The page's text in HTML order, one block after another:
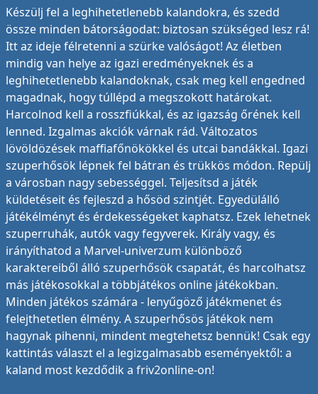
Készülj fel a leghihetetlenebb kalandokra, és szedd
össze minden bátorságodat: biztosan szükséged lesz rá!
Itt az ideje félretenni a szürke valóságot! Az életben
mindig van helye az igazi eredményeknek és a
leghihetetlenebb kalandoknak, csak meg kell engedned
magadnak, hogy túllépd a megszokott határokat.
Harcolnod kell a rosszfiúkkal, és az igazság őrének kell
lenned. Izgalmas akciók várnak rád. Változatos
lövöldözések maffiafőnökökkel és utcai bandákkal. Igazi
szuperhősök lépnek fel bátran és trükkös módon. Repülj
a városban nagy sebességgel. Teljesítsd a játék
küldetéseit és fejleszd a hősöd szintjét. Egyedülálló
játékélményt és érdekességeket kaphatsz. Ezek lehetnek
szuperruhák, autók vagy fegyverek. Király vagy, és
irányíthatod a Marvel-univerzum különböző
karaktereiből álló szuperhősök csapatát, és harcolhatsz
más játékosokkal a többjátékos online játékokban.
Minden játékos számára - lenyűgöző játékmenet és
felejthetetlen élmény. A szuperhősös játékok nem
hagynak pihenni, mindent megtehetsz bennük! Csak egy
kattintás választ el a legizgalmasabb eseményektől: a
kaland most kezdődik a friv2online-on!